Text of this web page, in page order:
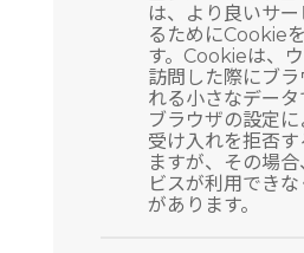
は、より良いサ
るためにCookie
す。Cookieは、
訪問した際にブ
れる小さなデー
ブラウザの設定
受け入れを拒否
ますが、その場
ビスが利用でき
があります。